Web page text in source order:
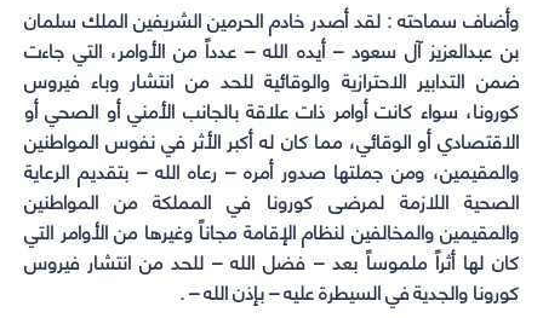
وأضاف سماحته : لقد أصدر خادم الحرمين الشريفينالملك سلمان
بن عبدالعزيز آل سعود – أيده الله – عدداً من الأوامر، التي جاءت
ضمن التدابير الاحترازية والوقائية للحد من انتشار وباءفيروس
كورونا، سواء كانت أوامر ذات علاقة بالجانب الأمني أو الصحي أو
الاقتصادي أو الوقائي، مما كان له أكبر الأثر في نفوس المواطنين
والمقيمين، ومن جملتها صدور أمره – رعاه الله – بتقديم الرعاية
الصحية اللازمة لمرضى كورونا في المملكة من المواطنين
والمقيمين والمخالفين لنظام الإقامة مجاناً وغيرها من الأوامر التي
كان لها أثراً ملموساً بعد – فضل الله – للحد من انتشار فيروس
كورونا والجدية في السيطرة عليه – بإذن الله – .